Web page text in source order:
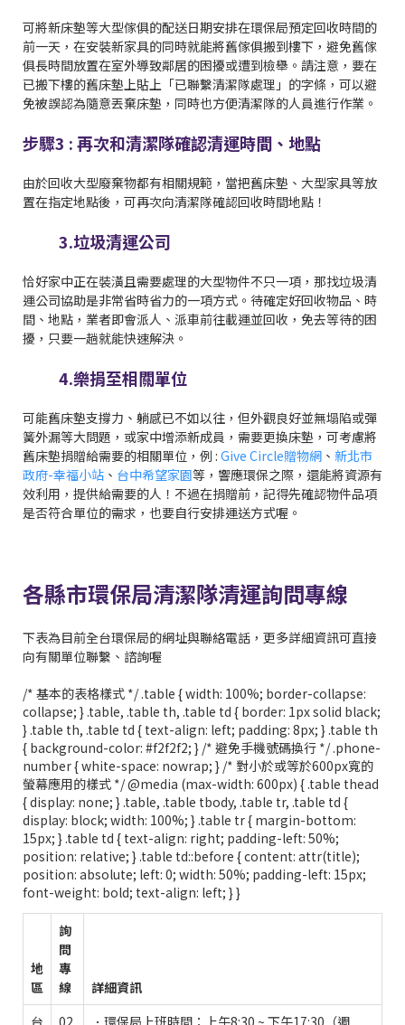
可將新床墊等大型傢俱的配送日期安排在環保局預定回收時間的
前一天，在安裝新家具的同時就能將舊傢俱搬到樓下，避免舊傢
俱長時間放置在室外導致鄰居的困擾或遭到檢舉。請注意，要在
已搬下樓的舊床墊上貼上「已聯繫清潔隊處理」的字條，可以避
免被誤認為隨意丟棄床墊，同時也方便清潔隊的人員進行作業。
步驟3 : 再次和清潔隊確認清運時間、地點
由於回收大型廢棄物都有相關規範，當把舊床墊、大型家具等放
置在指定地點後，可再次向清潔隊確認回收時間地點！
3.垃圾清運公司
恰好家中正在裝潢且需要處理的大型物件不只一項，那找垃圾清
運公司協助是非常省時省力的一項方式。待確定好回收物品、時
間、地點，業者即會派人、派車前往載運並回收，免去等待的困
擾，只要一趟就能快速解決。
4.樂捐至相關單位
可能舊床墊支撐力、躺感已不如以往，但外觀良好並無塌陷或彈
簧外漏等大問題，或家中增添新成員，需要更換床墊，可考慮將
舊床墊捐贈給需要的相關單位，例 : Give Circle贈物網 、 新北市
政府-幸福小站 、 台中希望家園等，響應環保之際，還能將資源有
效利用，提供給需要的人！不過在捐贈前，記得先確認物件品項
是否符合單位的需求，也要自行安排運送方式喔。
各縣市環保局清潔隊清運詢問專線
下表為目前全台環保局的網址與聯絡電話，更多詳細資訊可直接
向有關單位聯繫、諮詢喔
/* 基本的表格樣式 */ .table { width: 100%; border-collapse:
collapse; } .table, .table th, .table td { border: 1px solid black;
} .table th, .table td { text-align: left; padding: 8px; } .table th
{ background-color: #f2f2f2; } /* 避免手機號碼換行 */ .phone-
number { white-space: nowrap; } /* 對小於或等於600px寬的
螢幕應用的樣式 */ @media (max-width: 600px) { .table thead
{ display: none; } .table, .table tbody, .table tr, .table td {
display: block; width: 100%; } .table tr { margin-bottom:
15px; } .table td { text-align: right; padding-left: 50%;
position: relative; } .table td::before { content: attr(title);
position: absolute; left: 0; width: 50%; padding-left: 15px;
font-weight: bold; text-align: left; } }
地
區
詢
問
專
線
詳細資訊
台
02 ．環保局上班時間：上午8:30 ~ 下午17:30（週